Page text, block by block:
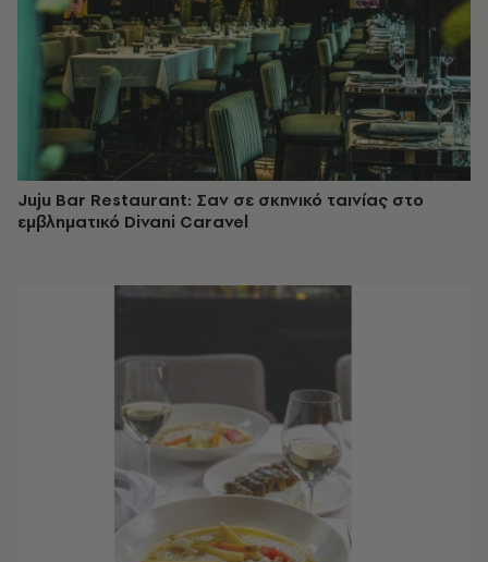
Juju Bar Restaurant: Σαν σε σκηνικό ταινίας στο
εμβληματικό Divani Caravel